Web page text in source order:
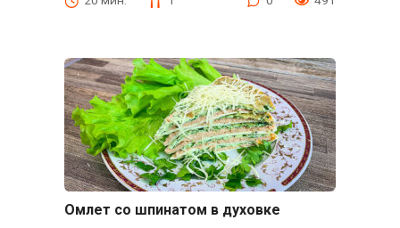
Омлет со шпинатом в духовке